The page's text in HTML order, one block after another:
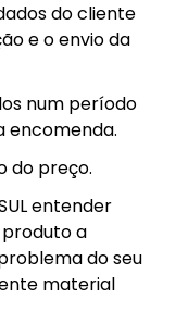
do cliente
e o envio da
num período
encomenda.
do preço.
entender
a
do seu
material